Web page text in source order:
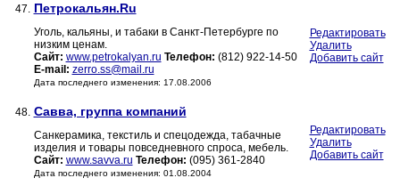
47. Петрокальян.Ru
Уголь, кальяны, и табаки в Санкт-Петербурге по
низким ценам.
Сайт: www.petrokalyan.ru Телефон: (812) 922-14-50
E-mail: zerro.ss@mail.ru
Дата последнего изменения: 17.08.2006
Редактировать
Удалить
Добавить сайт
48. Савва, группа компаний
Санкерамика, текстиль и спецодежда, табачные
изделия и товары повседневного спроса, мебель.
Сайт: www.savva.ru Телефон: (095) 361-2840
Дата последнего изменения: 01.08.2004
Редактировать
Удалить
Добавить сайт